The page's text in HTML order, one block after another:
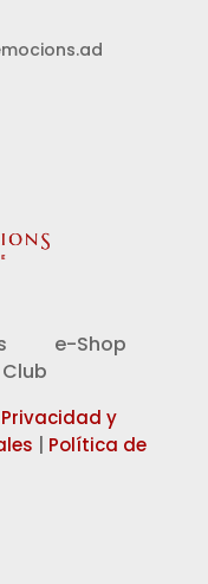
e-Shop
Club
y
Política de